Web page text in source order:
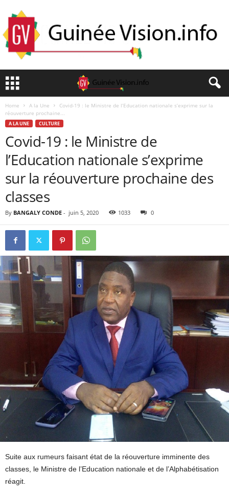
Home A la Une
Covid-19 : le Ministre de l’Education nationale s’exprime sur la
réouverture prochaine...
A LA UNE CULTURE
Covid-19 : le Ministre de
l’Education nationale s’exprime
sur la réouverture prochaine des
classes
By BANGALY CONDE - juin 5, 2020 1033 0
Suite aux rumeurs faisant état de la réouverture imminente des
classes, le Ministre de l’Education nationale et de l’Alphabétisation
réagit.